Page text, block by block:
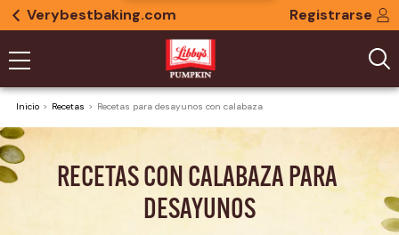
Verybestbaking.com Registrarse
Inicio Recetas Recetas para desayunos con calabaza
RECETAS CON CALABAZA PARA
DESAYUNOS